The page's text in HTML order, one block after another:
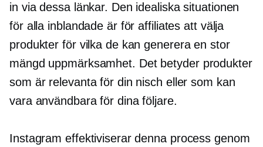
in via dessa länkar. Den idealiska situationen
för alla inblandade är för affiliates att välja
produkter för vilka de kan generera en stor
mängd uppmärksamhet. Det betyder produkter
som är relevanta för din nisch eller som kan
vara användbara för dina följare.
Instagram effektiviserar denna process genom